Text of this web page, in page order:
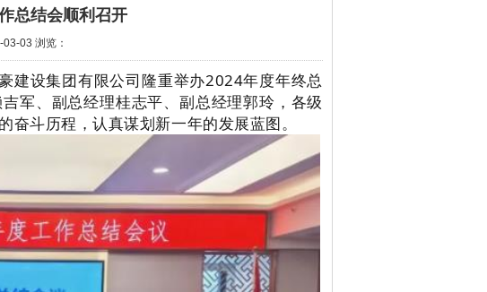
总结会顺利召开
03-03 浏览：
建设集团有限公司隆重举办2024年度年终总
军、副总经理桂志平、副总经理郭玲，各级
斗历程，认真谋划新一年的发展蓝图。